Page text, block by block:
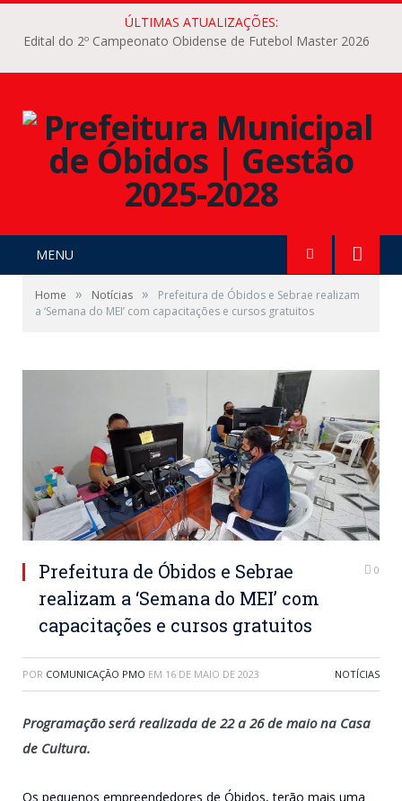
ÚLTIMAS ATUALIZAÇÕES:
Edital do 2º Campeonato Obidense de Futebol Master 2026
MENU
Home » Notícias »
Prefeitura de Óbidos e Sebrae realizam
a ‘Semana do MEI’ com capacitações e cursos gratuitos
Prefeitura de Óbidos e Sebrae
realizam a ‘Semana do MEI’ com
capacitações e cursos gratuitos
0
POR COMUNICAÇÃO PMO EM 16 DE MAIO DE 2023 NOTÍCIAS
Programação será realizada de 22 a 26 de maio na Casa
de Cultura.
Os pequenos empreendedores de Óbidos, terão mais uma